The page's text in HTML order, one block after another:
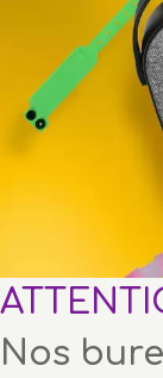
Nos